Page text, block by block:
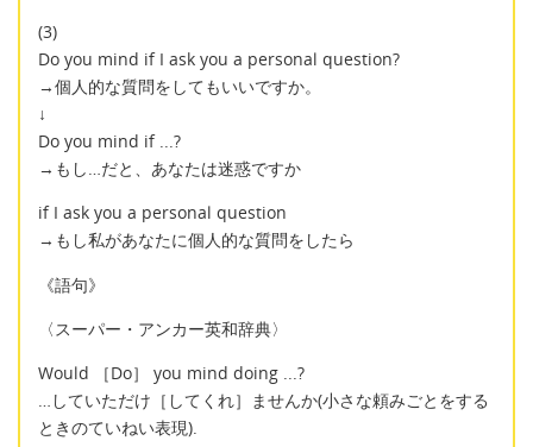
(3)
Do you mind if I ask you a personal question?
→個人的な質問をしてもいいですか。
↓
Do you mind if ...?
→もし…だと、あなたは迷惑ですか
if I ask you a personal question
→もし私があなたに個人的な質問をしたら
《語句》
〈スーパー・アンカー英和辞典〉
Would ［Do］ you mind doing ...?
…していただけ［してくれ］ませんか(小さな頼みごとをする
ときのていねい表現).